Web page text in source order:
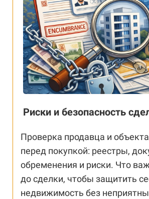
Риски и безопасность
Проверка продавца и объекта
перед покупкой: реестры,
обременения и риски. Что
до сделки, чтобы защитить
недвижимость без